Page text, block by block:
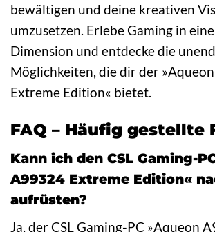
bewältigen und deine kreativen
umzusetzen. Erlebe Gaming in
Dimension und entdecke die
Möglichkeiten, die dir der
Extreme Edition« bietet.
FAQ – Häufig gestellte
Kann ich den CSL Gaming-
A99324 Extreme Edition«
aufrüsten?
Ja, der CSL Gaming-PC »Aqueon